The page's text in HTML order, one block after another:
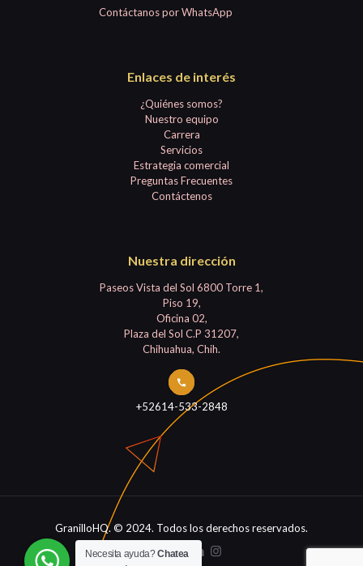
Contáctanos por WhatsApp
Enlaces de interés
¿Quiénes somos?
Nuestro equipo
Carrera
Servicios
Estrategia comercial
Preguntas Frecuentes
Contáctenos
Nuestra dirección
Paseos Vista del Sol 6800 Torre 1,
Piso 19,
Oficina 02,
Plaza del Sol C.P 31207,
Chihuahua, Chih.
+52614-533-2848
GranilloHQ. © 2024. Todos los derechos reservados.
Necesita ayuda?Chatea